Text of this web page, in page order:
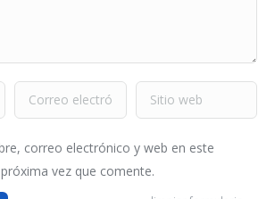
Correo electrónico * Sitio web
correo electrónico y web en este
vez que comente.